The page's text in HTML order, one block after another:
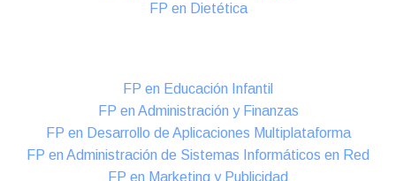
FP en Dietética
FP en Educación Infantil
FP en Administración y Finanzas
FP en Desarrollo de Aplicaciones Multiplataforma
FP en Administración de Sistemas Informáticos en Red
FP en Marketing y Publicidad